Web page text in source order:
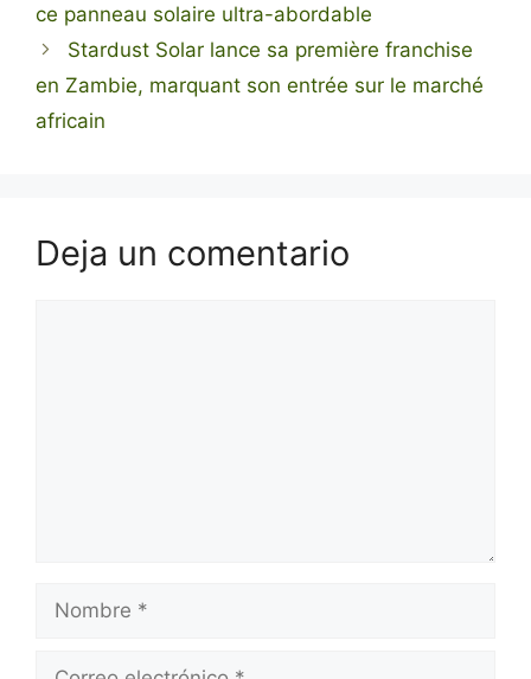
ce panneau solaire ultra-abordable
Stardust Solar lance sa première franchise
en Zambie, marquant son entrée sur le marché
africain
Deja un comentario